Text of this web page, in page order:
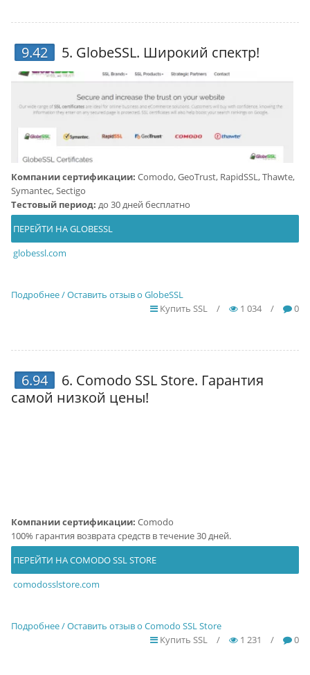
9.42 5. GlobeSSL. Широкий спектр!
Компании сертификации: Comodo, GeoTrust, RapidSSL, Thawte,
Symantec, Sectigo
Тестовый период: до 30 дней бесплатно
ПЕРЕЙТИ НА GLOBESSL
globessl.com
Подробнее / Оставить отзыв о GlobeSSL
Купить SSL
/ 1 034 / 0
6.94 6. Comodo SSL Store. Гарантия
самой низкой цены!
Компании сертификации: Comodo
100% гарантия возврата средств в течение 30 дней.
ПЕРЕЙТИ НА COMODO SSL STORE
comodosslstore.com
Подробнее / Оставить отзыв о Comodo SSL Store
Купить SSL
/ 1 231 / 0